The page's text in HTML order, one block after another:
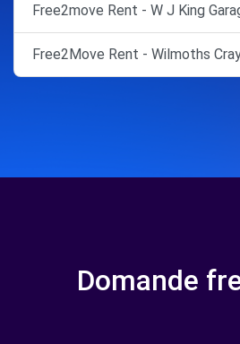
Free2move Rent - W J King
Free2Move Rent - Wilmoths
Domande